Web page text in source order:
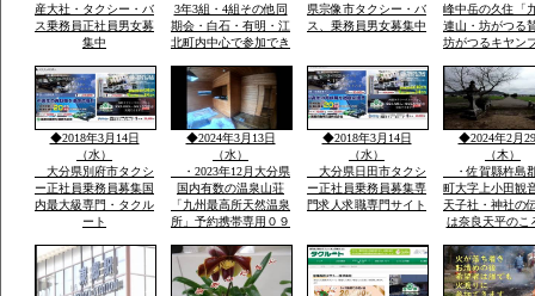
産大社・タクシー・バ
ス乗務員正社員男女募
集中
3年3組・4組その他同
期会・白石・有明・江
北町内中心で参加でき
久しぶりで開催・全国
で有名優良な玉ねぎ・
蓮根・佐賀米の産地六
角川が流れ自然に恵ま
れた町で過ごした場所
県宗像市タクシー・バ
ス、乗務員男女募集中
峰中岳の久住「
連山・坊がつる
坊がつるキヤン
法華院温泉山荘
ピンクの花で有
ヤマキリシマ・
歴史などで日本
数有名な法華院
荘
◆2018年3月14日
（水）
大分県別府市タクシ
ー正社員乗務員募集国
内最大級専門・タクル
ート
◆2024年3月13日
（水）
・2023年12月大分県
国内有数の温泉山荘
「九州最高所天然温泉
所」予約携帯専用０９
０のみ・雪が白い別の
山々・坊がつるの景
色・ー4度・空気がお
◆2018年3月14日
（水）
大分県日田市タクシ
ー正社員乗務員募集専
門求人求職専門サイト
◆2024年2月
（木）
・佐賀縣杵島
町大字上小田観
天子社・神社の
は奈良天平のこ
穣天子社は天皇
天子表現大木数
楠木が多数・以